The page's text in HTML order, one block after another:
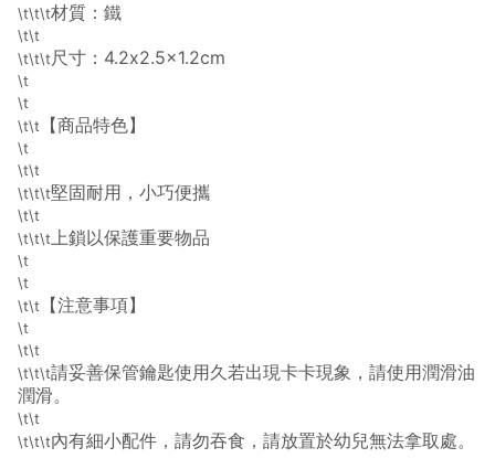
\t\t\t材質：鐵
\t\t
\t\t\t尺寸：4.2x2.5x1.2cm
\t
\t
\t\t
【商品特色】
\t
\t\t
\t\t\t堅固耐用，小巧便攜
\t\t
\t\t\t上鎖以保護重要物品
\t
\t
\t\t
【注意事項】
\t
\t\t
\t\t\t請妥善保管鑰匙使用久若出現卡卡現象，請使用潤滑油
潤滑。
\t\t
\t\t\t內有細小配件，請勿吞食，請放置於幼兒無法拿取處。